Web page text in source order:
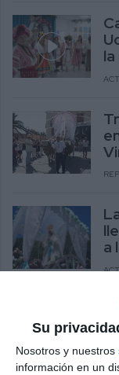
Su
Nosotros y nuestros
información en un
a